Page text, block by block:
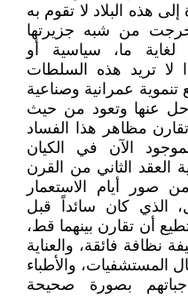
هذه البلاد لا تقوم به
من شبه جزيرتها
لغاية ما، سياسية أو
لا تريد هذه السلطات
تنموية عمرانية وصناعية
عنها وتعود من حيث
مظاهر هذا الفساد
الآن في الكيان
العقد الثاني من القرن
صور أيام الاستعمار
الذي كان سائداً قبل
أن تقارن بينهما قط،
فائقة، والعناية
المستشفيات، والأطباء
بصورة صحيحة